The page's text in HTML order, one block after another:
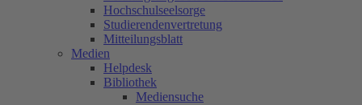
Hochschulseelsorge
Studierendenvertretung
Mitteilungsblatt
Medien
Helpdesk
Bibliothek
Mediensuche